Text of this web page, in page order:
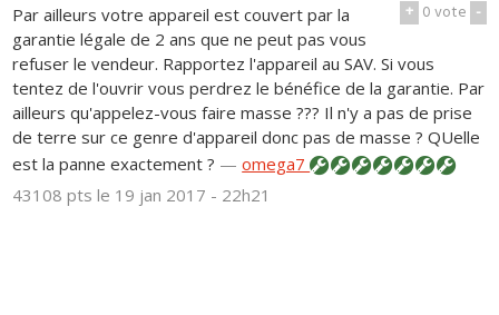
+ 0vote -
Par ailleurs votre appareil est couvert par la
garantie légale de 2 ans que ne peut pas vous
refuser le vendeur. Rapportez l'appareil au SAV. Si vous
tentez de l'ouvrir vous perdrez le bénéfice de la garantie. Par
ailleurs qu'appelez-vous faire masse ??? Il n'y a pas de prise
de terre sur ce genre d'appareil donc pas de masse ? QUelle
est la panne exactement ? —omega7
43108 ptsle 19 jan 2017 - 22h21